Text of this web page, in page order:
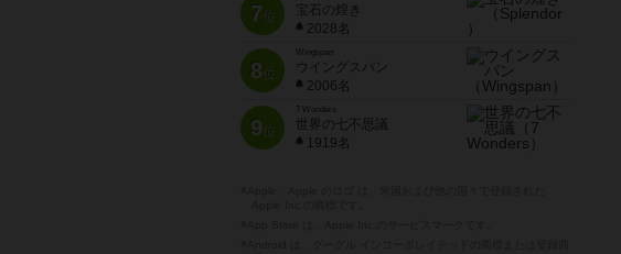
7位
宝石の煌き
2028名
8位
Wingspan
ウイングスパン
2006名
9位
7 Wonders
世界の七不思議
1919名